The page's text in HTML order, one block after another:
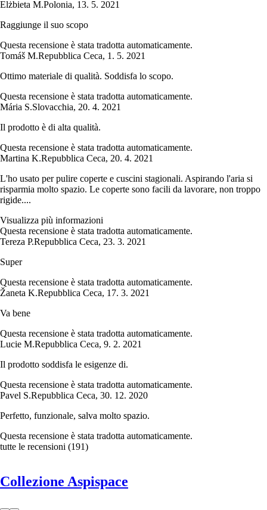
Elżbieta M.Polonia, 13. 5. 2021
Raggiunge il suo scopo
Questa recensione è stata tradotta automaticamente.
Tomáš M.Repubblica Ceca, 1. 5. 2021
Ottimo materiale di qualità. Soddisfa lo scopo.
Questa recensione è stata tradotta automaticamente.
Mária S.Slovacchia, 20. 4. 2021
Il prodotto è di alta qualità.
Questa recensione è stata tradotta automaticamente.
Martina K.Repubblica Ceca, 20. 4. 2021
L'ho usato per pulire coperte e cuscini stagionali. Aspirando l'aria si
risparmia molto spazio. Le coperte sono facili da lavorare, non troppo
rigide....
Visualizza più informazioni
Questa recensione è stata tradotta automaticamente.
Tereza P.Repubblica Ceca, 23. 3. 2021
Super
Questa recensione è stata tradotta automaticamente.
Žaneta K.Repubblica Ceca, 17. 3. 2021
Va bene
Questa recensione è stata tradotta automaticamente.
Lucie M.Repubblica Ceca, 9. 2. 2021
Il prodotto soddisfa le esigenze di.
Questa recensione è stata tradotta automaticamente.
Pavel S.Repubblica Ceca, 30. 12. 2020
Perfetto, funzionale, salva molto spazio.
Questa recensione è stata tradotta automaticamente.
tutte le recensioni (191)
Collezione Aspispace